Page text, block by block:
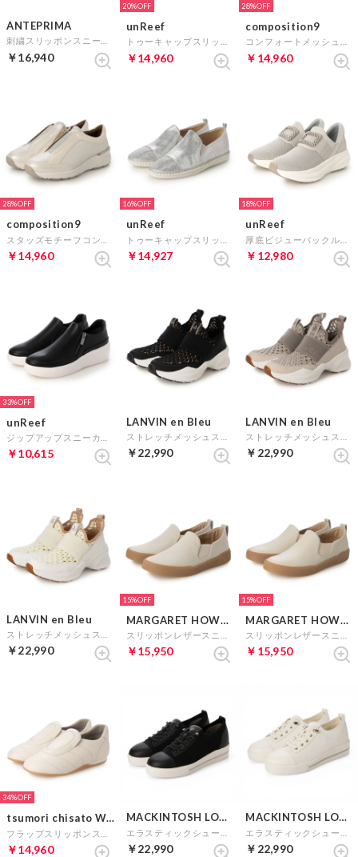
ANTEPRIMA
￥16,940
20%
unReef
￥14,960
28%
composition9
￥14,960
28%
composition9
￥14,960
16%
unReef
￥14,927
18%
unReef
￥12,980
33%
unReef
￥10,615
LANVIN en Bleu
￥22,990
LANVIN en Bleu
￥22,990
LANVIN en Bleu
￥22,990
15%
MARGARET HOWELL idea
￥15,950
15%
MARGARET HOWELL idea
￥15,950
34%
tsumori chisato WALK
￥14,960
MACKINTOSH LONDON
￥22,990
MACKINTOSH LONDON
￥22,990